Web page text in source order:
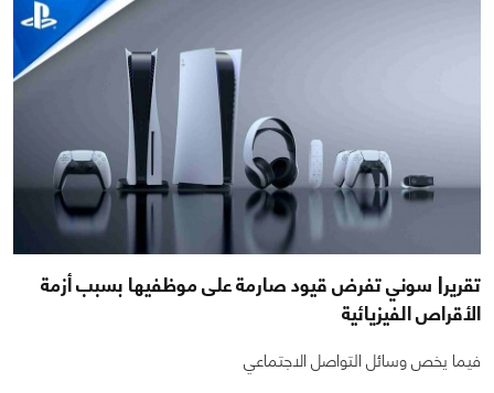
تقرير| سوني تفرض قيود صارمة على موظفيها بسبب أزمة
الأقراص الفيزيائية
فيما يخص وسائل التواصل الاجتماعي